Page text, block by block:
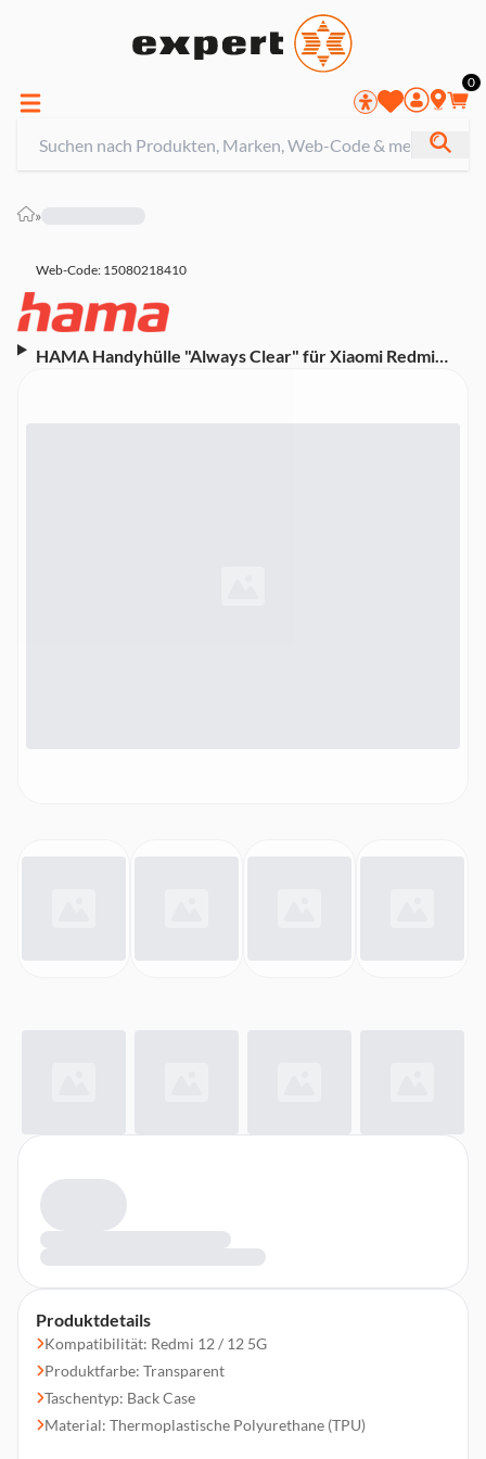
0
»
Web-Code: 15080218410
HAMA Handyhülle "Always Clear" für Xiaomi Redmi
Produktdetails
Kompatibilität: Redmi 12 / 12 5G
Produktfarbe: Transparent
Taschentyp: Back Case
Material: Thermoplastische Polyurethane (TPU)